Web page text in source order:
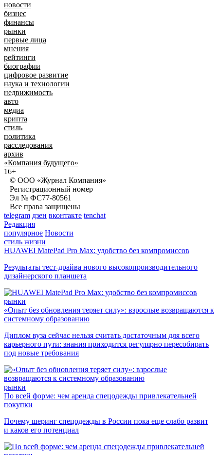
новости
бизнес
финансы
рынки
первые лица
мнения
рейтинги
биографии
цифровое развитие
наука и технологии
недвижимость
авто
медиа
крипта
стиль
политика
расследования
архив
«Компания будущего»
16+
© ООО «Журнал Компания»
Регистрационный номер
Эл № ФС77-80561
Все права защищены
telegram дзен вконтакте tenchat
Редакция
популярное Новости
стиль жизни
HUAWEI MatePad Pro Max: удобство без компромиссов
Результаты тест-драйва нового высокопроизводительного
дизайнерского планшета
рынки
«Опыт без обновления теряет силу»: взрослые возвращаются к
системному образованию
Диплом вуза сейчас нельзя считать достаточным для всего
карьерного пути: знания приходится регулярно пересобирать
под новые требования
рынки
По всей форме: чем аренда спецодежды привлекательней
покупки
Почему шеринг спецодежды в России пока еще слабо развит
и каков его потенциал